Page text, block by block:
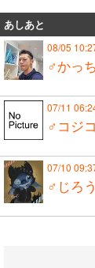
あしあと
08/05
♂かっ
07/11
♂コジ
07/10
♂じろう